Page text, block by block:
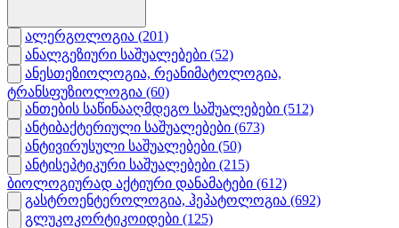
ალერგოლოგია (201)
ანალგეზიური საშუალებები (52)
ანესთეზიოლოგია, რეანიმატოლოგია,
ტრანსფუზიოლოგია (60)
ანთების საწინააღმდეგო საშუალებები (512)
ანტიბაქტერიული საშუალებები (673)
ანტივირუსული საშუალებები (50)
ანტისეპტიკური საშუალებები (215)
ბიოლოგიურად აქტიური დანამატები (612)
გასტროენტეროლოგია, ჰეპატოლოგია (692)
გლუკოკორტიკოიდები (125)